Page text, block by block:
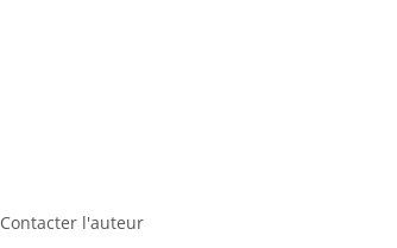
Contacter l'auteur